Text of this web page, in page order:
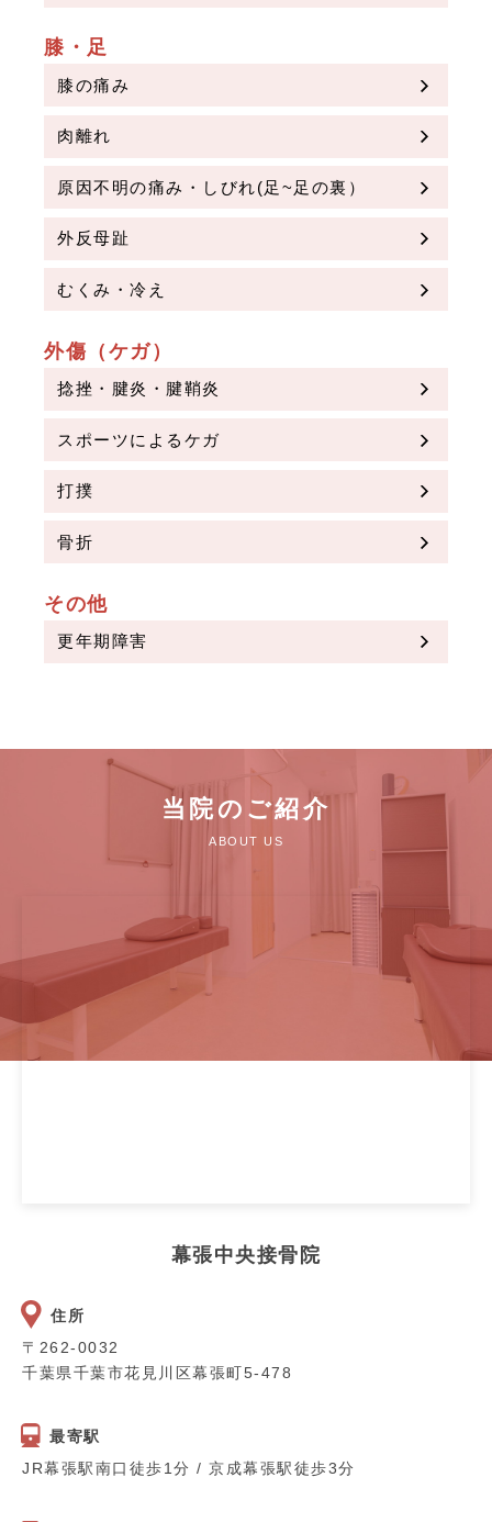
膝・足
膝の痛み
肉離れ
原因不明の痛み・しびれ(足~足の裏）
外反母趾
むくみ・冷え
外傷（ケガ）
捻挫・腱炎・腱鞘炎
スポーツによるケガ
打撲
骨折
その他
更年期障害
当院のご紹介
ABOUT US
幕張中央接骨院
住所
〒262-0032
千葉県千葉市花見川区幕張町5-478
最寄駅
JR幕張駅南口徒歩1分 / 京成幕張駅徒歩3分